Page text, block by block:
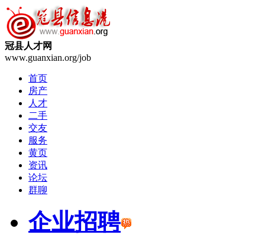
冠县人才网
www.guanxian.org/job
首页
房产
人才
二手
交友
服务
黄页
资讯
论坛
群聊
企业招聘